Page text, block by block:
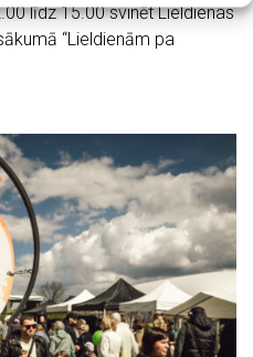
līdz 15.00 svinēt Lieldienas
“Lieldienām pa